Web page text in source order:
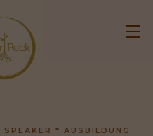
* AUSBILDUNG